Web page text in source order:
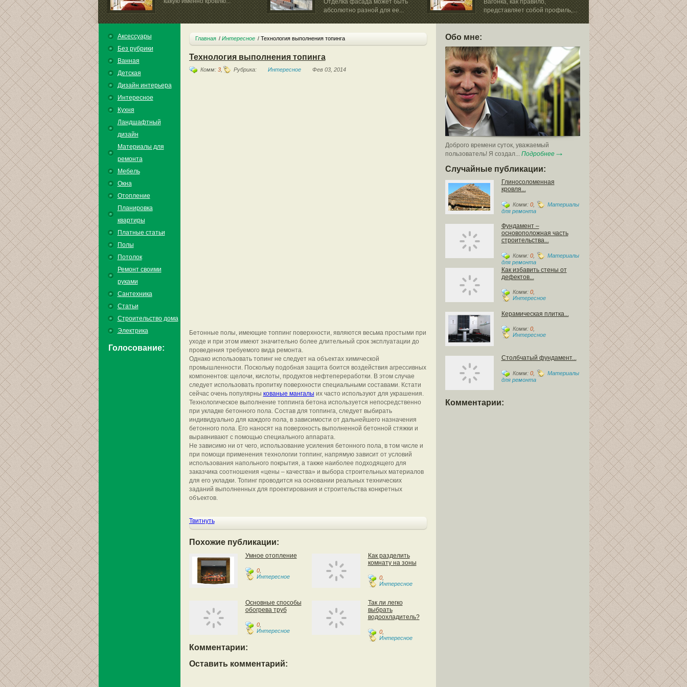
Отделка фасада может быть
абсолютно разной для ее...
Вагонка, как правило,
представляет собой профиль,...
Аксессуары
Без рубрики
Ванная
Детская
Дизайн интерьера
Интересное
Кухня
Ландшафтный
дизайн
Материалы для
ремонта
Мебель
Окна
Отопление
Планировка
квартиры
Платные статьи
Полы
Потолок
Ремонт своими
руками
Сантехника
Статьи
Строительство дома
Электрика
Голосование:
Обо мне:
Доброго времени суток, уважаемый
пользователь! Я создал... Подробнее
Случайные публикации:
Глиносоломенная
кровля...
Комм: 0,
Материалы
для ремонта
Фундамент –
основоположная часть
строительства...
Комм: 0,
Материалы
для ремонта
Как избавить стены от
дефектов...
Комм: 0,
Интересное
Керамическая плитка...
Комм: 0,
Интересное
Столбчатый фундамент...
Комм: 0,
Материалы
для ремонта
Комментарии:
Главная Интересное Технология выполнения топинга
Технология выполнения топинга
Комм: 3, Рубрика: Интересное Фев 03, 2014
Бетонные полы, имеющие топпинг поверхности, являются весьма простыми при
уходе и при этом имеют значительно более длительный срок эксплуатации до
проведения требуемого вида ремонта.
Однако использовать топинг не следует на объектах химической
промышленности. Поскольку подобная защита боится воздействия агрессивных
компонентов: щелочи, кислоты, продуктов нефтепереработки. В этом случае
следует использовать пропитку поверхности специальными составами. Кстати
сейчас очень популярны кованые мангалы их часто используют для украшения.
Технологическое выполнение топпинга бетона используется непосредственно
при укладке бетонного пола. Состав для топпинга, следует выбирать
индивидуально для каждого пола, в зависимости от дальнейшего назначения
бетонного пола. Его наносят на поверхность выполненной бетонной стяжки и
выравнивают с помощью специального аппарата.
Не зависимо ни от чего, использование усиления бетонного пола, в том числе и
при помощи применения технологии топпинг, напрямую зависит от условий
использования напольного покрытия, а также наиболее подходящего для
заказчика соотношения «цены – качества» и выбора строительных материалов
для его укладки. Топинг проводится на основании реальных технических
заданий выполненных для проектирования и строительства конкретных
объектов.
Твитнуть
Похожие публикации:
Умное отопление
0,
Интересное
Как разделить
комнату на зоны
0,
Интересное
Основные способы
обогрева труб
0,
Интересное
Так ли легко
выбрать
водоохладитель?
0,
Интересное
Комментарии:
Оставить комментарий: